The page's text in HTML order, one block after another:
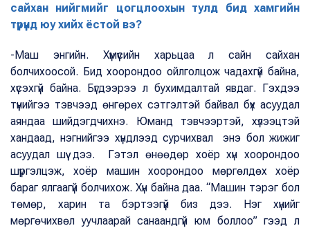
сайхан нийгмийг цогцлоохын тулд бид хамгийн
түрүүнд юу хийх ёстой вэ?
-Маш энгийн. Хүмүүсийн харьцаа л сайн сайхан
болчихоосой. Бид хоорондоо ойлголцож чадахгүй байна,
хүсэхгүй байна. Бүгдээрээ л бухимдалтай явдаг. Гэхдээ
түүнийгээ тэвчээд өнгөрөх сэтгэлтэй байвал бүх асуудал
аяндаа шийдэгдчихнэ. Юманд тэвчээртэй, хүлээцтэй
хандаад, нэгнийгээ хүндлээд сурчихвал энэ бол жижиг
асуудал шүү дээ. Гэтэл өнөөдөр хоёр хүн хоорондоо
шүргэлцэж, хоёр машин хоорондоо мөргөлдөх хоёр
бараг ялгаагүй болчихож. Хүн байна даа. “Машин тэрэг бол
төмөр, харин та бэртээгүй биз дээ. Нэг хүнийг
мөргөчихвөл уучлаарай санаандгүй юм боллоо” гээд л